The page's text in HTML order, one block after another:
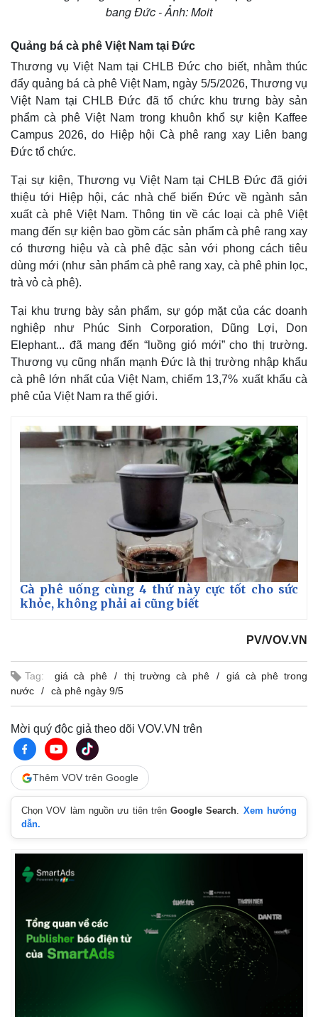
Khởi nghiệp
Tiêu dùng
Tỷ giá
Giá cà phê
bang Đức - Ảnh: Moit
Quảng bá cà phê Việt Nam tại Đức
Thương vụ Việt Nam tại CHLB Đức cho biết, nhằm thúc
đẩy quảng bá cà phê Việt Nam, ngày 5/5/2026, Thương vụ
Việt Nam tại CHLB Đức đã tổ chức khu trưng bày sản
phẩm cà phê Việt Nam trong khuôn khổ sự kiện Kaffee
Campus 2026, do Hiệp hội Cà phê rang xay Liên bang
Đức tổ chức.
Tại sự kiện, Thương vụ Việt Nam tại CHLB Đức đã giới
thiệu tới Hiệp hội, các nhà chế biến Đức về ngành sản
xuất cà phê Việt Nam. Thông tin về các loại cà phê Việt
mang đến sự kiện bao gồm các sản phẩm cà phê rang xay
có thương hiệu và cà phê đặc sản với phong cách tiêu
dùng mới (như sản phẩm cà phê rang xay, cà phê phin lọc,
trà vỏ cà phê).
Tại khu trưng bày sản phẩm, sự góp mặt của các doanh
nghiệp như Phúc Sinh Corporation, Dũng Lợi, Don
Elephant... đã mang đến “luồng gió mới” cho thị trường.
Thương vụ cũng nhấn mạnh Đức là thị trường nhập khẩu
cà phê lớn nhất của Việt Nam, chiếm 13,7% xuất khẩu cà
phê của Việt Nam ra thế giới.
Cà phê uống cùng 4 thứ này cực tốt cho sức
khỏe, không phải ai cũng biết
PV/VOV.VN
Tag: giá cà phê thị trường cà phê
giá cà phê trong
nước
cà phê ngày 9/5
Mời quý độc giả theo dõi VOV.VN trên
Thêm VOV trên Google
Chọn VOV làm nguồn ưu tiên trênGoogle Search. Xem hướng
dẫn.